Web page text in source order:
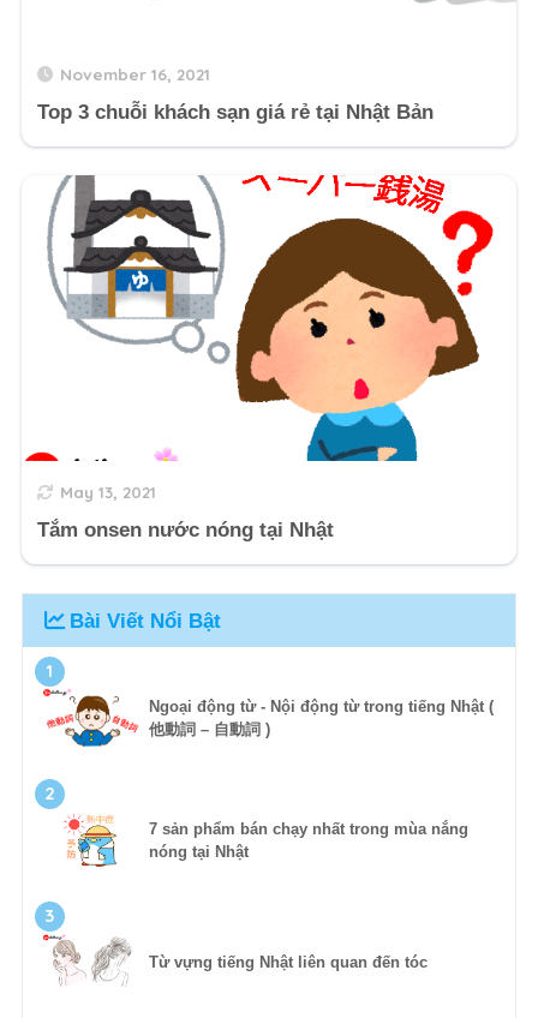
November 16, 2021
Top 3 chuỗi khách sạn giá rẻ tại Nhật Bản
May 13, 2021
Tắm onsen nước nóng tại Nhật
Bài Viết Nổi Bật
1
Ngoại động từ - Nội động từ trong tiếng Nhật (
他動詞 – 自動詞 )
2
7 sản phẩm bán chạy nhất trong mùa nắng
nóng tại Nhật
3
Từ vựng tiếng Nhật liên quan đến tóc